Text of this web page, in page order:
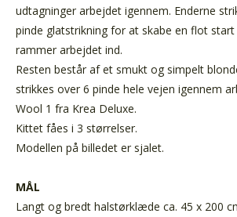
udtagninger arbejdet igennem. Enderne
pinde glatstrikning for at skabe en flot
rammer arbejdet ind.
Resten består af et smukt og simpelt
strikkes over 6 pinde hele vejen igennem
Wool 1 fra Krea Deluxe.
Kittet fåes i 3 størrelser.
Modellen på billedet er sjalet.
MÅL
Langt og bredt halstørklæde ca. 45 x 200